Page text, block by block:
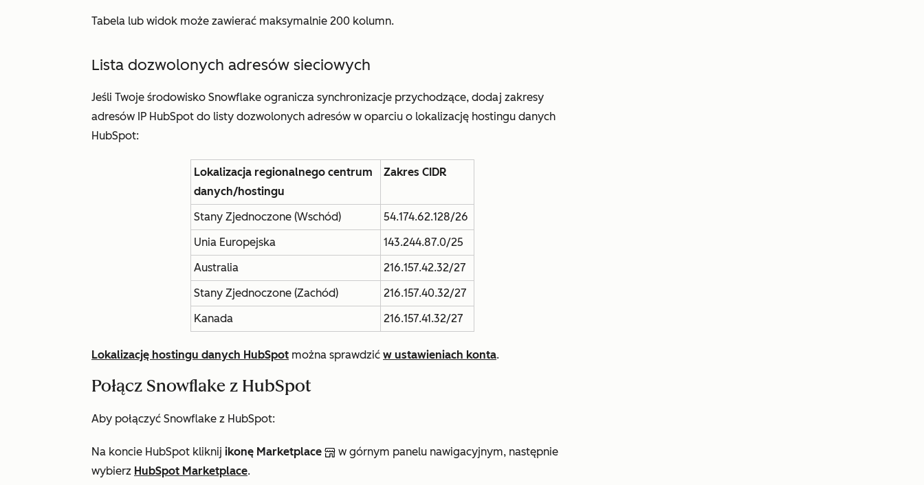
Tabela lub widok może zawierać maksymalnie 200 kolumn.
Lista dozwolonych adresów sieciowych
Jeśli Twoje środowisko Snowflake ogranicza synchronizacje przychodzące, dodaj zakresy
adresów IP HubSpot do listy dozwolonych adresów w oparciu o lokalizację hostingu danych
HubSpot:
Lokalizacja regionalnego centrum
danych/hostingu
Zakres CIDR
Stany Zjednoczone (Wschód)
54.174.62.128/26
Unia Europejska
143.244.87.0/25
Australia
216.157.42.32/27
Stany Zjednoczone (Zachód)
216.157.40.32/27
Kanada
216.157.41.32/27
Lokalizację hostingu danych HubSpot można sprawdzić w ustawieniach konta.
Połącz Snowflake z HubSpot
Aby połączyć Snowflake z HubSpot:
Na koncie HubSpot kliknij ikonę Marketplace
w górnym panelu nawigacyjnym, następnie
wybierz HubSpot Marketplace.